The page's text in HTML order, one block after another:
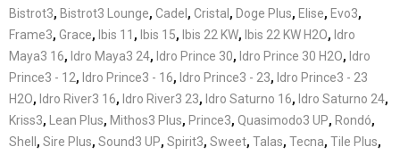
Bistrot3, Bistrot3 Lounge, Cadel , Cristal , Doge Plus, Elise, Evo3,
Frame3, Grace, Ibis 11 , Ibis 15, Ibis 22 KW, Ibis 22 KW H2O, Idro
Maya3 16, Idro Maya3 24, Idro Prince 30, Idro Prince 30 H2O, Idro
Prince3 - 12, Idro Prince3 - 16, Idro Prince3 - 23, Idro Prince3 - 23
H2O, Idro River3 16, Idro River3 23, Idro Saturno 16, Idro Saturno 24,
Kriss3, Lean Plus, Mithos3 Plus, Prince3, Quasimodo3 UP, Rondó,
Shell , Sire Plus, Sound3 UP, Spirit3, Sweet, Talas, Tecna, Tile Plus,